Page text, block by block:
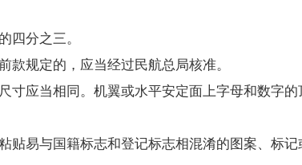
分之三。
规定的，应当经过民航总局核准。
应当相同。机翼或水平安定面上字母和数字
易与国籍标志和登记标志相混淆的图案、标